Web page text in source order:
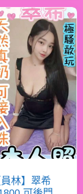
林】翠希